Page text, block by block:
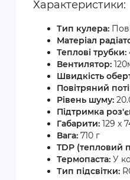
Характеристики:
Тип кулера:
Матеріал
Теплові трубки:
Вентилятор:
Швидкість
Повітряний
Рівень шуму:
Підтримка
Габарити: 129 x
Вага: 710 г
TDP (тепловий
Термопаста: У
Тип підсвітки: